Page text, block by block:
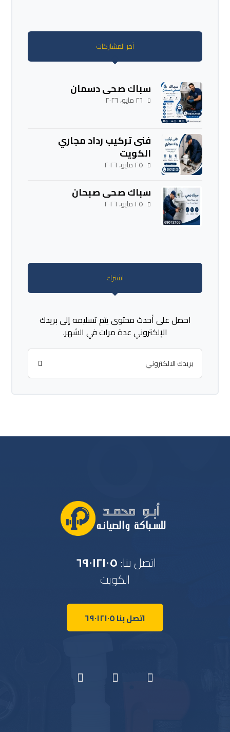
آخر المشاركات
سباك صحي دسمان
٢٦ مايو، ٢٠٢٦
فنى تركيب رداد مجاري
الكويت
٢٥ مايو، ٢٠٢٦
سباك صحي صبحان
٢٥ مايو، ٢٠٢٦
اشترك
احصل على أحدث محتوى يتم تسليمه إلى بريدك
الإلكتروني عدة مرات في الشهر.
اتصل بنا:٦٩٠١٢١٠٥
الكويت
اتصل بنا ٦٩٠١٢١٠٥